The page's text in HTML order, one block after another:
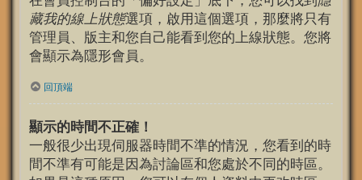
藏我的線上狀態選項，啟用這個選項，那麼將只有
管理員、版主和您自己能看到您的上線狀態。您將
會顯示為隱形會員。
回頂端
顯示的時間不正確！
一般很少出現伺服器時間不準的情況，您看到的時
間不準有可能是因為討論區和您處於不同的時區。